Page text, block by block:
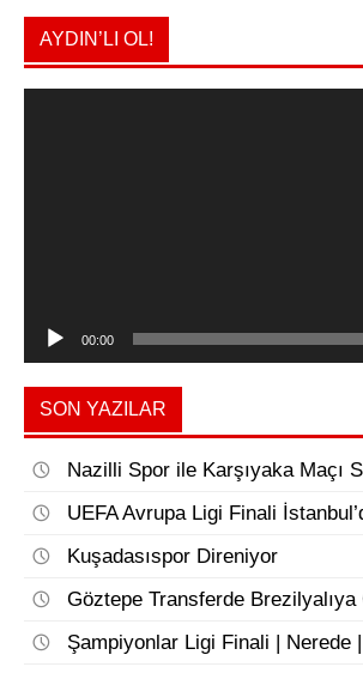
AYDIN’LI OL!
Video
00:00
SON YAZILAR
Nazilli Spor ile Karşıyaka Maçı
UEFA Avrupa Ligi Finali
Kuşadasıspor Direniyor
Göztepe Transferde Brezilyalıya
Şampiyonlar Ligi Finali | Nerede